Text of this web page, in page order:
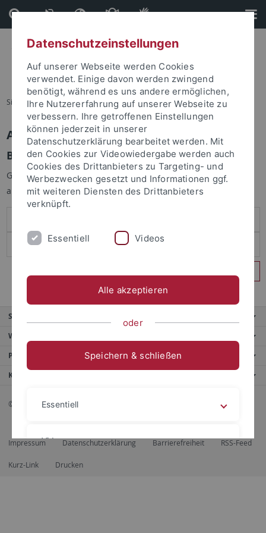
Direkt
zum
Inhalt
Direkt
zur
Fußleiste
Sie sind hier: Startseite
Anmelden
Benutzeranmeldung
Geben Sie Ihren Benutzernamen und Ihr Passwort an um sich
anzumelden:
Service
Weitere Angebote
Portale
Kontaktinfo
© 2026 Eberhard Karls Universität Tübingen, Tübingen
Impressum Datenschutzerklärung Barrierefreiheit RSS-Feed
Kurz-Link Drucken
Datenschutzeinstellungen
Auf unserer Webseite werden Cookies
verwendet. Einige davon werden zwingend
benötigt, während es uns andere ermöglichen,
Ihre Nutzererfahrung auf unserer Webseite zu
verbessern. Ihre getroffenen Einstellungen
können jederzeit in unserer
Datenschutzerklärung bearbeitet werden. Mit
den Cookies zur Videowiedergabe werden auch
Cookies des Drittanbieters zu Targeting- und
Werbezwecken gesetzt und Informationen ggf.
mit weiteren Diensten des Drittanbieters
verknüpft.
Essentiell Videos
Alle akzeptieren
oder
Speichern & schließen
Essentiell
Videos